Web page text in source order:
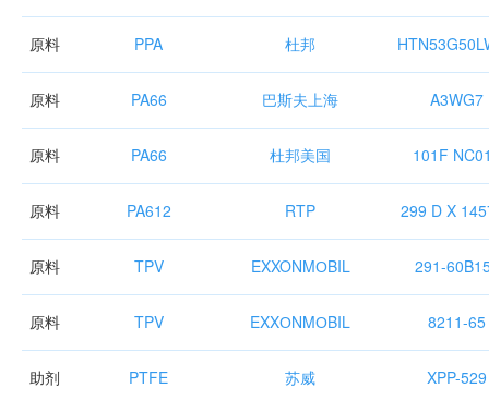
原料 PPA 杜邦
原料 PA66 巴斯夫上海 A3WG7
原料 PA66 杜邦美国 101F
原料 PA612 RTP 299 D X
原料 TPV EXXONMОBIL 291-
原料 TPV EXXОNMОBIL 8211-65
助剂 PTFE 苏威 XPP-529